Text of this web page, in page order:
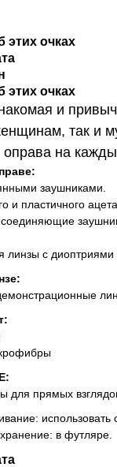
этих очках
этих очках
и
так и
оправа на
заушниками.
и пластичного
линзы с
для прямых
в футляре.